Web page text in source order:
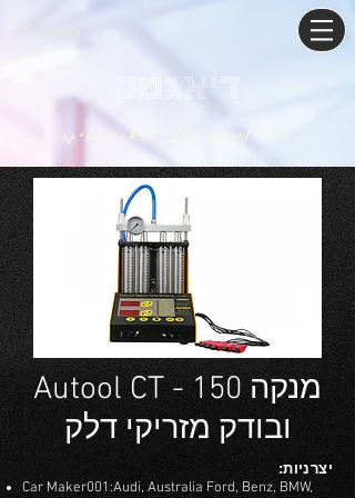
דיאגטק
ציוד למוסך וכלי דיאגנוסטיקה
Autool CT - 150 מנקה
ובודק מזריקי דלק
יצרניות:
Car Maker001:Audi, Australia Ford, Benz, BMW,